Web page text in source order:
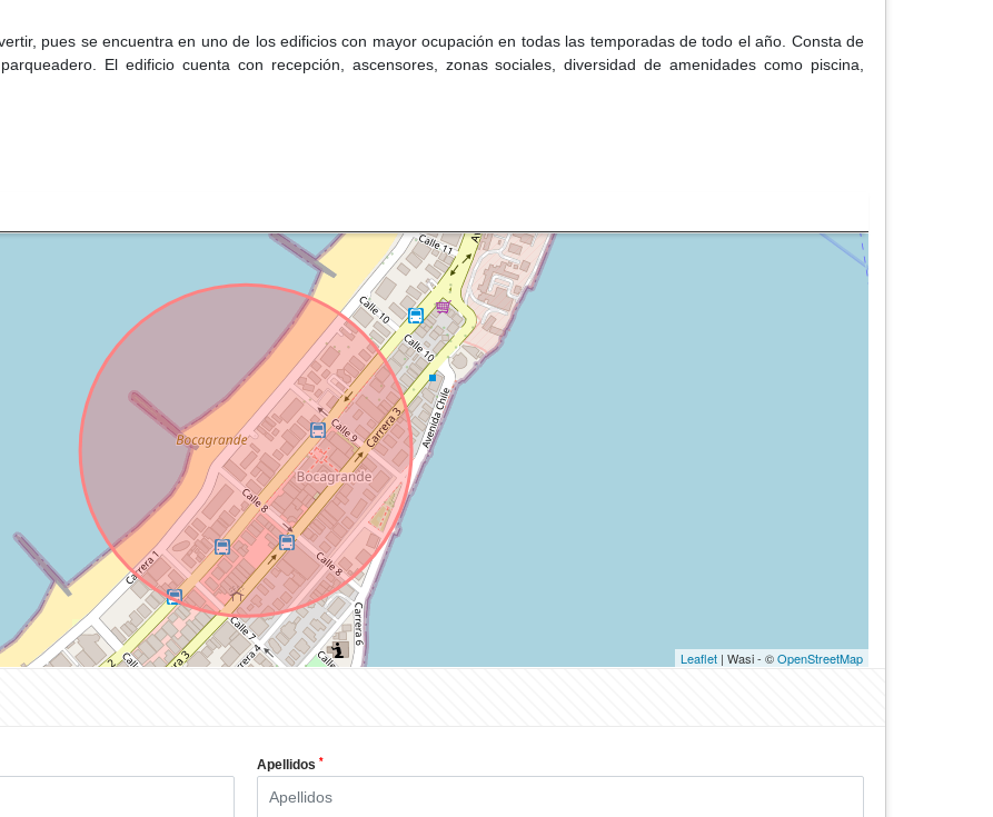
pues se encuentra en uno de los edificios con mayor ocupación en todas las temporadas de todo el año. Consta de
El edificio cuenta con recepción, ascensores, zonas sociales, diversidad de amenidades como piscina,
Leaflet | Wasi - ©OpenStreetMap
Apellidos *